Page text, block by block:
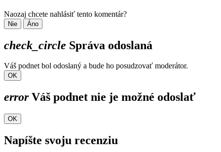
Naozaj chcete nahlásiť tento komentár?
Nie Áno
check_circle Správa odoslaná
Váš podnet bol odoslaný a bude ho posudzovať moderátor.
OK
errorVáš podnet nie je možné odoslať
OK
Napíšte svoju recenziu